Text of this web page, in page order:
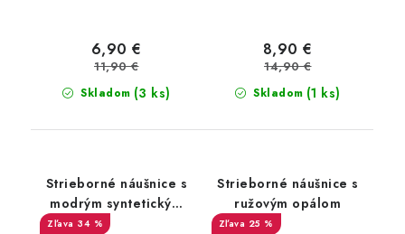
Skladom (3 ks)
6,90 €
11,90 €
Skladom (1 ks)
8,90 €
14,90 €
Strieborné náušnice s
modrým syntetickým
opálom
34 %
Strieborné náušnice s
ružovým opálom
25 %